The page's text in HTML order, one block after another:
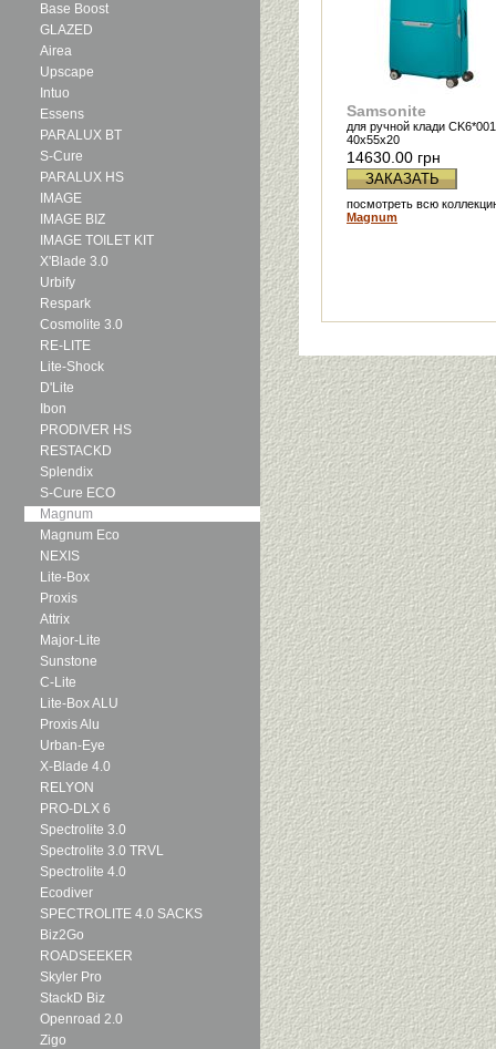
Base Boost
GLAZED
Airea
Upscape
Intuo
Essens
PARALUX BT
S-Cure
PARALUX HS
IMAGE
IMAGE BIZ
IMAGE TOILET KIT
X'Blade 3.0
Urbify
Respark
Cosmolite 3.0
RE-LITE
Lite-Shock
D'Lite
Ibon
PRODIVER HS
RESTACKD
Splendix
S-Cure ECO
Magnum
Magnum Eco
NEXIS
Lite-Box
Proxis
Attrix
Major-Lite
Sunstone
C-Lite
Lite-Box ALU
Proxis Alu
Urban-Eye
X-Blade 4.0
RELYON
PRO-DLX 6
Spectrolite 3.0
Spectrolite 3.0 TRVL
Spectrolite 4.0
Ecodiver
SPECTROLITE 4.0 SACKS
Biz2Go
ROADSEEKER
Skyler Pro
StackD Biz
Openroad 2.0
Zigo
Samsonite
для ручной клади CK6*001
40x55x20
14630.00 грн
ЗАКАЗАТЬ
посмотреть всю
Magnum